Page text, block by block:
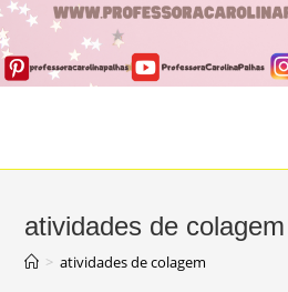
atividades de colagem
> atividades de colagem